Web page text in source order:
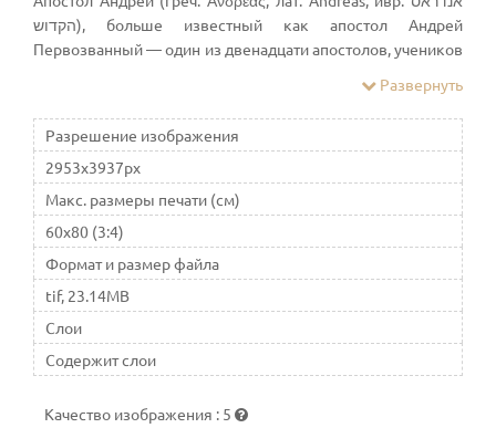
הקדוש‏‎), больше известный как апостол Андрей
Первозванный — один из двенадцати апостолов, учеников
был призван Иисусом Христом, поэтому назван
Первозванным. В списках апостолов, приводимых в
Евангелиях от Матфея и Луки, занимает второе место
после своего брата, апостола Петра, но в Евангелии от
Марка — четвёртое место. Персонаж книг Нового Завета.
Развернуть
Разрешение изображения
2953x3937px
Макс. размеры печати (см)
60x80 (3:4)
Формат и размер файла
tif, 23.14MB
Слои
Содержит слои
Качество изображения : 5